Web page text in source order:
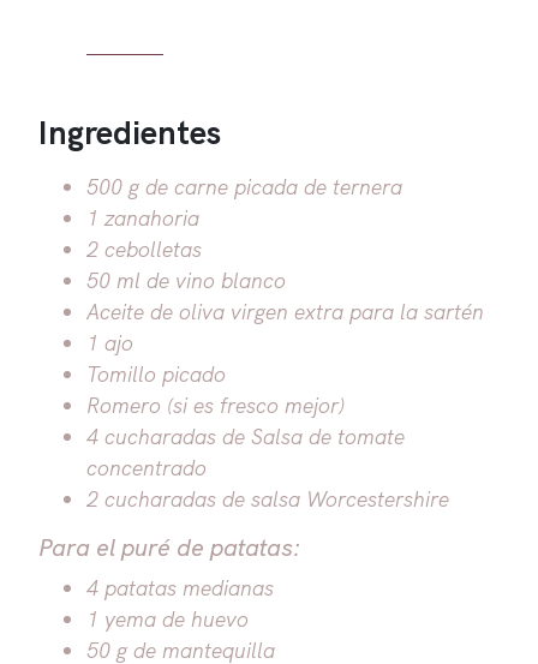
Ingredientes
500 g de carne picada de ternera
1 zanahoria
2 cebolletas
50 ml de vino blanco
Aceite de oliva virgen extra para la sartén
1 ajo
Tomillo picado
Romero (si es fresco mejor)
4 cucharadas de Salsa de tomate
concentrado
2 cucharadas de salsa Worcestershire
Para el puré de patatas:
4 patatas medianas
1 yema de huevo
50 g de mantequilla